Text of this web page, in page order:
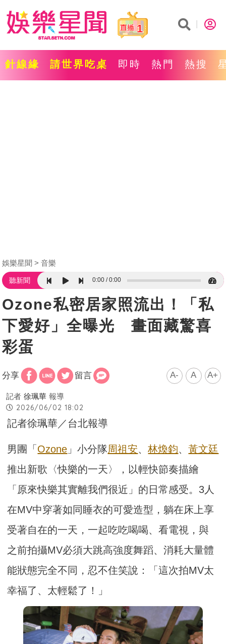
1
針線緣 請世界吃桌 即時 熱門 熱搜
娛樂星聞 音樂
聽新聞 0:00 0:00
Ozone私密居家照流出！「私
下愛好」全曝光 畫面藏驚喜
彩蛋
分享 留言 A- A A+
記者 徐珮華 報導
2026/06/02 18:02
記者徐珮華／台北報導
男團「 Ozone 」小分隊周祖安、林煥鈞、黃文廷
推出新歌〈快樂的一天〉，以輕快節奏描繪
「原來快樂其實離我們很近」的日常感受。3人
在MV中穿著如同睡衣的可愛造型，躺在床上享
受著自在的一天，一起吃吃喝喝、看電視，與
之前拍攝MV必須大跳高強度舞蹈、消耗大量體
能狀態完全不同，忍不住笑說：「這次拍MV太
幸福了、太輕鬆了！」